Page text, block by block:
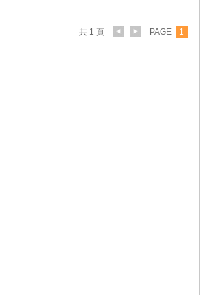
共 1 頁 PAGE 1